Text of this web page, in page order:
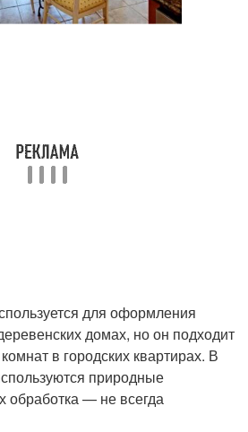
для оформления
домах, но он подходит
в городских квартирах. В
природные
обработка — не всегда